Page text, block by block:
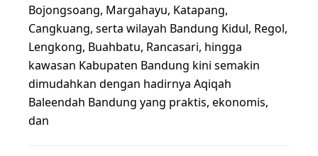
Bojongsoang, Margahayu, Katapang,
Cangkuang, serta wilayah Bandung Kidul, Regol,
Lengkong, Buahbatu, Rancasari, hingga
kawasan Kabupaten Bandung kini semakin
dimudahkan dengan hadirnya Aqiqah
Baleendah Bandung yang praktis, ekonomis,
dan